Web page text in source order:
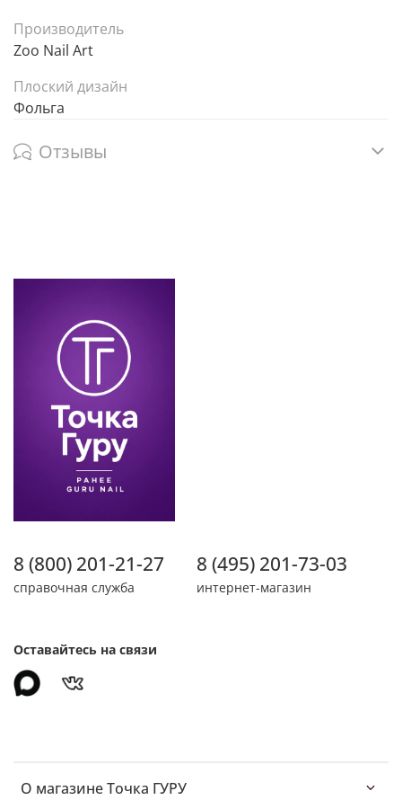
Производитель
Zoo Nail Art
Плоский дизайн
Фольга
Отзывы
О магазине Точка ГУРУ
8 (800) 201-21-27
справочная служба
8 (495) 201-73-03
интернет-магазин
Оставайтесь на связи